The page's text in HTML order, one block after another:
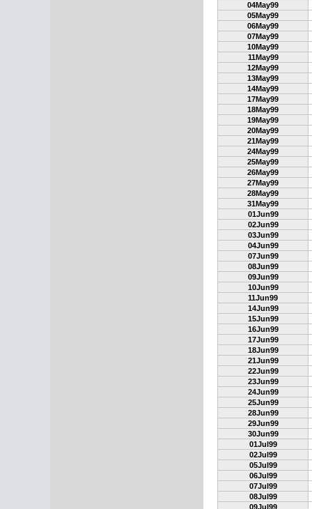
04May99
05May99
06May99
07May99
10May99
11May99
12May99
13May99
14May99
17May99
18May99
19May99
20May99
21May99
24May99
25May99
26May99
27May99
28May99
31May99
01Jun99
02Jun99
03Jun99
04Jun99
07Jun99
08Jun99
09Jun99
10Jun99
11Jun99
14Jun99
15Jun99
16Jun99
17Jun99
18Jun99
21Jun99
22Jun99
23Jun99
24Jun99
25Jun99
28Jun99
29Jun99
30Jun99
01Jul99
02Jul99
05Jul99
06Jul99
07Jul99
08Jul99
09Jul99